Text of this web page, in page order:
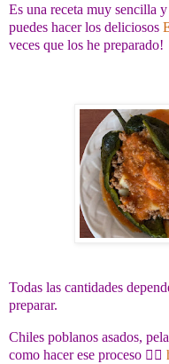
Es una receta muy sencilla
puedes hacer los deliciosos
veces que los he preparado!
Todas las cantidades
preparar.
Chiles poblanos asados,
como hacer ese proceso 👉🏻